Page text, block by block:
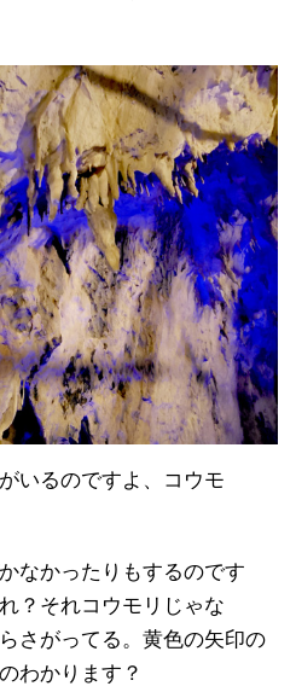
いるのですよ、コウモ
なかったりもするのです
？それコウモリじゃな
さがってる。黄色の矢印の
わかります？